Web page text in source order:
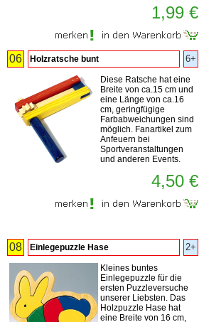
1,99 €
06 Holzratsche bunt 6+
Diese Ratsche hat eine
Breite von ca.15 cm und
eine Länge von ca.16
cm, geringfügige
Farbabweichungen sind
möglich. Fanartikel zum
Anfeuern bei
Sportveranstaltungen
und anderen Events.
4,50 €
08 Einlegepuzzle Hase 2+
Kleines buntes
Einlegepuzzle für die
ersten Puzzleversuche
unserer Liebsten. Das
Holzpuzzle Hase hat
eine Breite von 16 cm,